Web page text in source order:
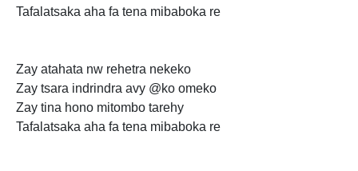
Tafalatsaka aha fa tena mibaboka re
Zay atahata nw rehetra nekeko
Zay tsara indrindra avy @ko omeko
Zay tina hono mitombo tarehy
Tafalatsaka aha fa tena mibaboka re